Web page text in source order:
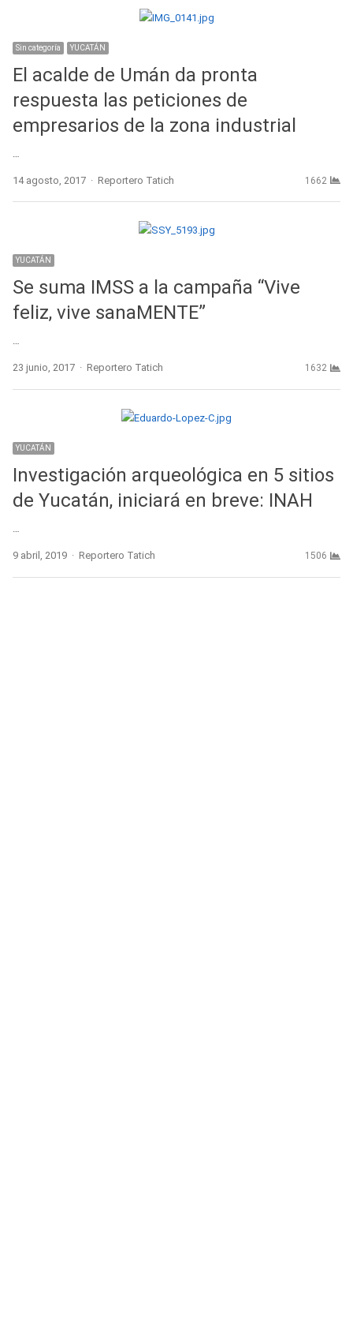
Sin categoría YUCATÁN
El acalde de Umán da pronta
respuesta las peticiones de
empresarios de la zona industrial
14 agosto, 2017 Author
Reportero Tatich 1662
YUCATÁN
Se suma IMSS a la campaña “Vive
feliz, vive sanaMENTE”
…
23 junio, 2017 Author
Reportero Tatich 1632
YUCATÁN
Investigación arqueológica en 5 sitios
de Yucatán, iniciará en breve: INAH
…
9 abril, 2019 Author
Reportero Tatich 1506